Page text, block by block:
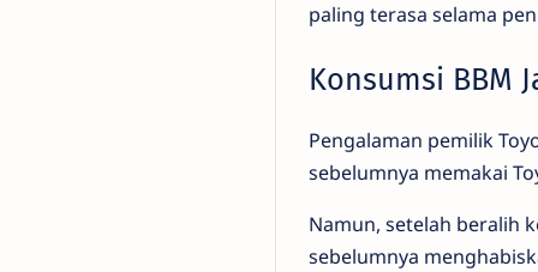
paling terasa selama
Konsumsi BBM
Pengalaman pemilik
sebelumnya memakai
Namun, setelah beralih
sebelumnya